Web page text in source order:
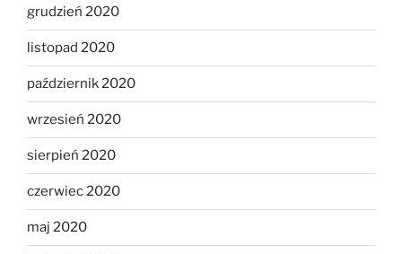
grudzień 2020
listopad 2020
październik 2020
wrzesień 2020
sierpień 2020
czerwiec 2020
maj 2020